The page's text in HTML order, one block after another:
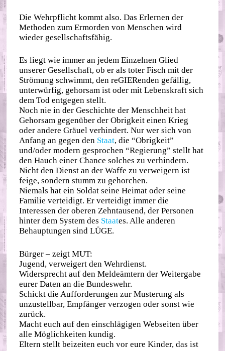
Die Wehrpflicht kommt also. Das Erlernen der
Methoden zum Ermorden von Menschen wird
wieder gesellschaftsfähig.
Es liegt wie immer an jedem Einzelnen Glied
unserer Gesellschaft, ob er als toter Fisch mit der
Strömung schwimmt, den reGIERenden gefällig,
unterwürfig, gehorsam ist oder mit Lebenskraft sich
dem Tod entgegen stellt.
Noch nie in der Geschichte der Menschheit hat
Gehorsam gegenüber der Obrigkeit einen Krieg
oder andere Gräuel verhindert. Nur wer sich von
Anfang an gegen den Staat, die “Obrigkeit”
und/oder modern gesprochen “Regierung” stellt hat
den Hauch einer Chance solches zu verhindern.
Nicht den Dienst an der Waffe zu verweigern ist
feige, sondern stumm zu gehorchen.
Niemals hat ein Soldat seine Heimat oder seine
Familie verteidigt. Er verteidigt immer die
Interessen der oberen Zehntausend, der Personen
hinter dem System des Staates. Alle anderen
Behauptungen sind LÜGE.
Bürger – zeigt MUT:
Jugend, verweigert den Wehrdienst.
Widersprecht auf den Meldeämtern der Weitergabe
eurer Daten an die Bundeswehr.
Schickt die Aufforderungen zur Musterung als
unzustellbar, Empfänger verzogen oder sonst wie
zurück.
Macht euch auf den einschlägigen Webseiten über
alle Möglichkeiten kundig.
Eltern stellt beizeiten euch vor eure Kinder, das ist